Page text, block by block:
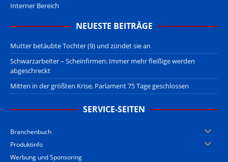
Interner Bereich
NEUESTE BEITRÄGE
Mutter betäubte Tochter (9) und zündet sie an
Schwarzarbeiter – Scheinfirmen: Immer mehr fleißige werden
abgeschreckt
Mitten in der größten Krise, Parlament 75 Tage geschlossen
SERVICE-SEITEN
Branchenbuch
Produktinfo
Werbung und Sponsoring